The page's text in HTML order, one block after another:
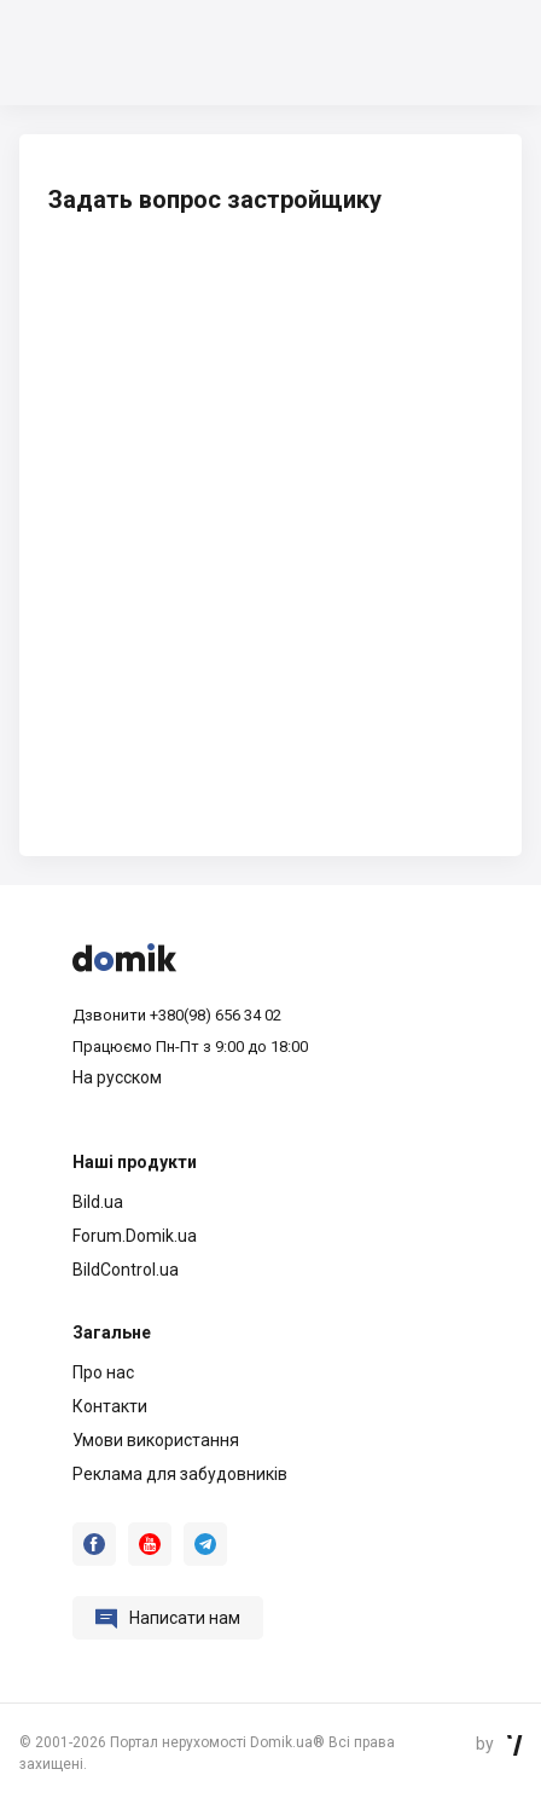
Задать вопрос застройщику



Дзвонити +380(98) 656 34 02
Працюємо Пн-Пт з 9:00 до 18:00
На русском
Наші продукти
Bild.ua
Forum.Domik.ua
BildControl.ua
Загальне
Про нас
Контакти
Умови використання
Реклама для забудовників
  
 Написати нам
© 2001-2026 Портал нерухомості Domik.ua® Всі права
захищені.
by 